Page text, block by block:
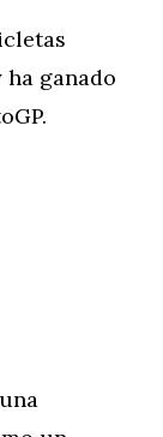
ganado